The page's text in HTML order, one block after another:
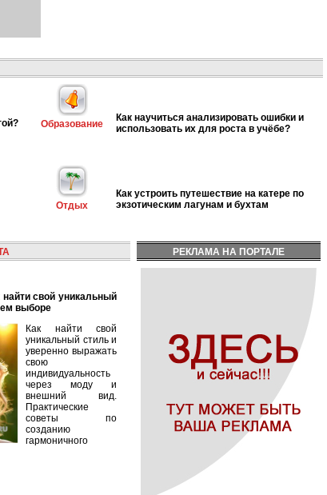
Образование
Как научиться анализировать ошибки и
использовать их для роста в учёбе?
Отдых
Как устроить путешествие на катере по
экзотическим лагунам и бухтам
выборе
Как найти свой
уникальный стиль и
уверенно выражать
свою
индивидуальность
через моду и
внешний вид.
Практические
советы по
созданию
гармоничного
РЕКЛАМА НА ПОРТАЛЕ